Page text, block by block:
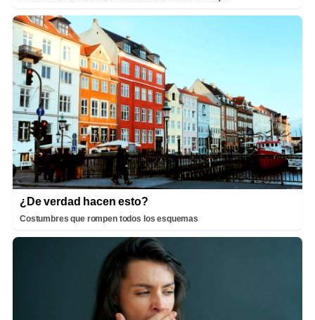
¿De verdad hacen esto?
Costumbres que rompen todos los esquemas